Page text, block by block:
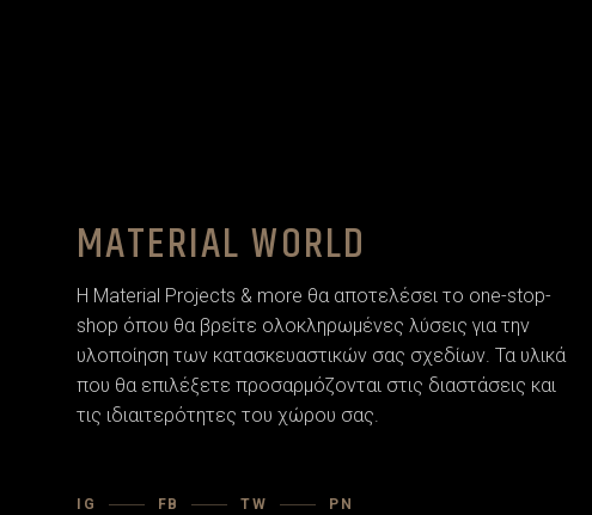
MATERIAL WORLD
Η Material Projects & more θα αποτελέσει το one-stop-
shop όπου θα βρείτε ολοκληρωμένες λύσεις για την
υλοποίηση των κατασκευαστικών σας σχεδίων. Τα υλικά
που θα επιλέξετε προσαρµόζονται στις διαστάσεις και
τις ιδιαιτερότητες του χώρου σας.
IG FB TW PN